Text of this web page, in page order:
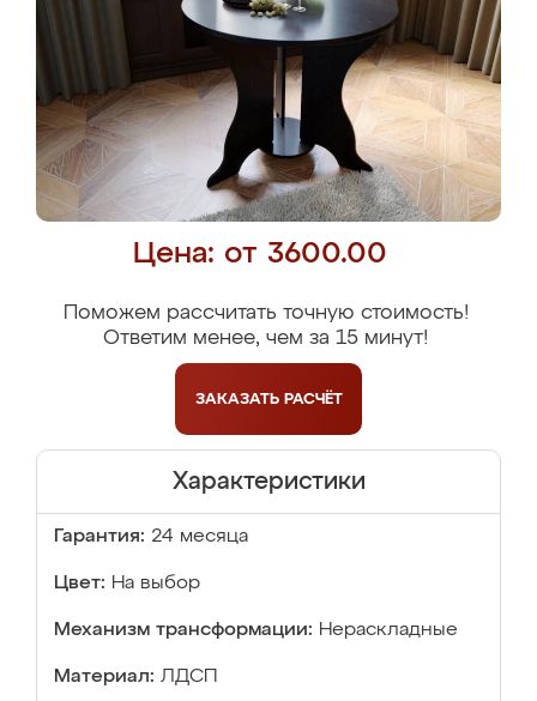
Цена: от 3600.00
Поможем рассчитать точную стоимость!
Ответим менее, чем за 15 минут!
ЗАКАЗАТЬ РАСЧЁТ
Характеристики
Гарантия: 24 месяца
Цвет: На выбор
Механизм трансформации: Нераскладные
Материал: ЛДСП